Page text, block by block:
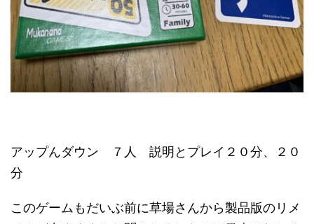
アップんダウン ７人 説明とプレイ２０分、２０
分
このゲームもだいぶ前に草場さんから製品版のリメ